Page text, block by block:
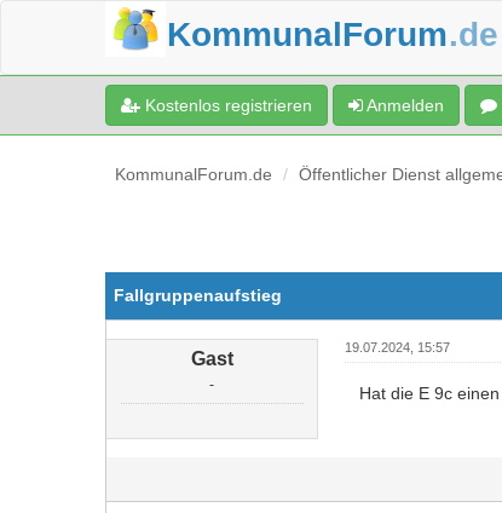
KommunalForum.de
Kostenlos registrieren Anmelden
KommunalForum.de Öffentlicher Dienst
Fallgruppenaufstieg
Gast
-
19.07.2024, 15:57
Hat die E 9c